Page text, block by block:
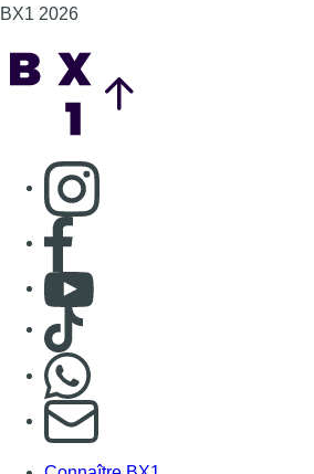
BX1 2026
Consulter page Instagram
Consulter page Facebook
Consulter Youtube
Consulter TikTok
S'abonner à notre newsletter